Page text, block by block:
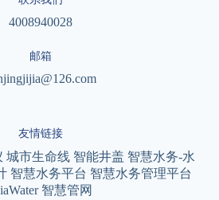
4008940028
邮箱
友情链接
城市生命线 智能井盖 智慧水务-水
智慧水务平台 智慧水务管理平台
智慧管网